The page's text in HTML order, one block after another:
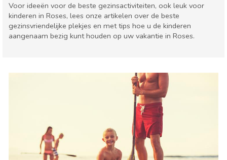
Voor ideeën voor de beste gezinsactiviteiten, ook leuk voor
kinderen in Roses, lees onze artikelen over de beste
gezinsvriendelijke plekjes en met tips hoe u de kinderen
aangenaam bezig kunt houden op uw vakantie in Roses.
Museum & Kunst
Stranden